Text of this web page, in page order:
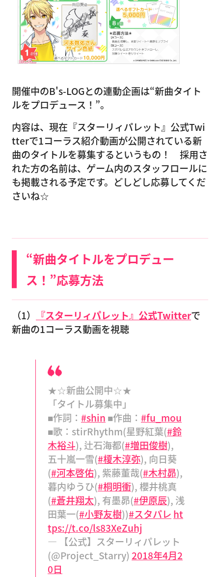
開催中のB's-LOGとの連動企画は“新曲タイト
ルをプロデュース！”。
内容は、現在『スターリィパレット』公式Twi
tterで1コーラス紹介動画が公開されている新
曲のタイトルを募集するというもの！ 採用さ
れた方の名前は、ゲーム内のスタッフロールに
も掲載される予定です。どしどし応募してくだ
さいね☆
“新曲タイトルをプロデュー
ス！”応募方法
（1） 『スターリィパレット』公式Twitterで
新曲の1コーラス動画を視聴
★☆新曲公開中☆★
「タイトル募集中」
■作詞： #shin ■作曲： #fu_mou
■歌：stirRhythm(星野紅葉(#鈴
木裕斗), 辻石海都(#増田俊樹),
五十嵐一雪(#榎木淳弥), 向日葵
(#河本啓佑), 紫藤董哉(#木村昴),
暮内ゆうひ(#桐明衝), 櫻井桃真
(#蒼井翔太), 有墨昴(#伊原辰), 浅
田葉一(#小野友樹))#スタパレ ht
tps://t.co/ls83XeZuhj
— 【公式】スターリィパレット
(@Project_Starry) 2018年4月2
0日